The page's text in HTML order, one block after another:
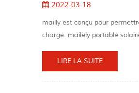
2022-03-18
mailly est conçu pour
charge. mailely portable
combina...
LIRE LA SUITE